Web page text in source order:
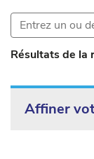
Résultats de la
Affiner